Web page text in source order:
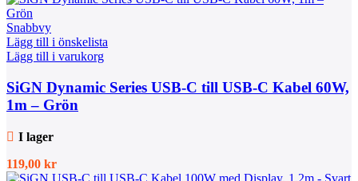
Snabbvy
Lägg till i önskelista
Lägg till i varukorg
SiGN Dynamic Series USB-C till USB-C Kabel 60W,
1m – Grön
I lager
119,00 kr